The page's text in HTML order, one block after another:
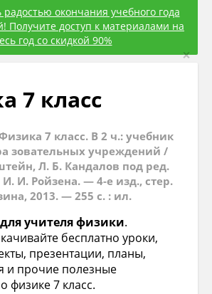
радостью окончания учебного года
Получите доступ к материалами на
год со скидкой 90%
×
7 класс
7 класс. В 2 ч.: учебник
зовательных учреждений /
Л. Б. Кандалов под ред.
И. Ройзена. — 4-е изд., стер.
2013. — 255 с. : ил.
для учителя физики.
бесплатно уроки,
презентации, планы,
и прочие полезные
физике 7 класс.